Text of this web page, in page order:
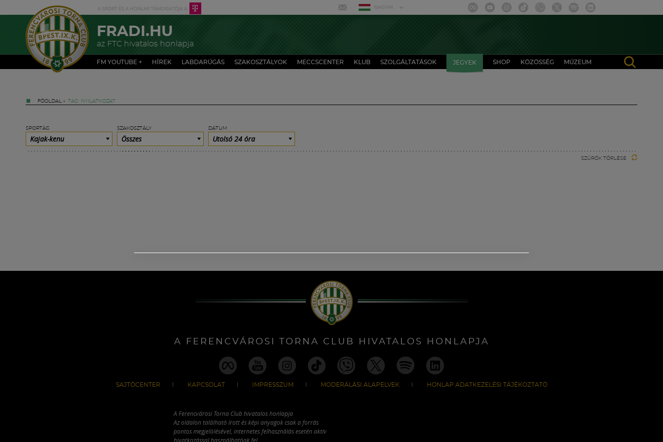
MAGYAR
FRADI.HU
az FTC hivatalos honlapja
FM YOUTUBE + HÍREK LABDARÚGÁS SZAKOSZTÁLYOK MECCSCENTER KLUB SZOLGÁLTATÁSOK JEGYEK SHOP KÖZÖSSÉG MÚZEUM
FŐOLDAL » TAG: NYILATKOZAT
SPORTÁG
Kajak-kenu
SZAKOSZTÁLY
Összes
DÁTUM
Utolsó 24 óra
SZŰRŐK TÖRLÉSE
A FERENCVÁROSI TORNA CLUB HIVATALOS HONLAPJA
SAJTÓCENTER KAPCSOLAT IMPRESSZUM MODERÁLÁSI ALAPELVEK HONLAP ADATKEZELÉSI TÁJÉKOZTATÓ
A Ferencvárosi Torna Club hivatalos honlapja
Az oldalon található írott és képi anyagok csak a forrás
pontos megjelölésével, internetes felhasználás esetén aktív
hivatkozással használhatóak fel.